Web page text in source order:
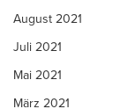
August 2021
Juli 2021
Mai 2021
März 2021